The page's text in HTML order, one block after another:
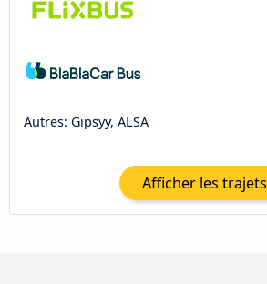
Autres: Gipsyy, ALSA
Afficher les trajets